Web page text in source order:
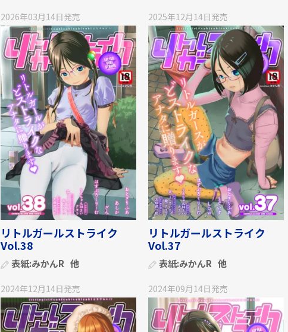
2026年03月14日発売
リトルガールストライク
Vol.38
表紙:みかんR 他
2025年12月14日発売
リトルガールストライク
Vol.37
表紙:みかんR 他
2024年12月14日発売 2024年09月14日発売